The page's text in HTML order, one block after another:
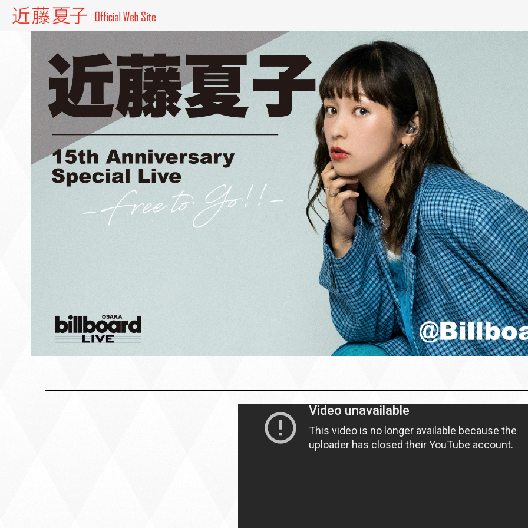
近藤夏子 Official website